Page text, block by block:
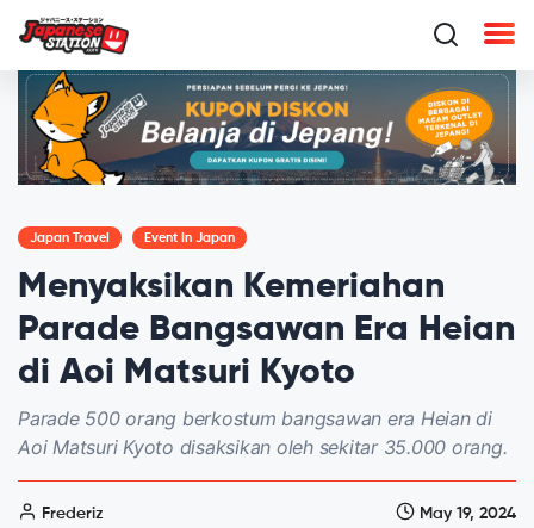
Japan Travel Event In Japan
Menyaksikan Kemeriahan
Parade Bangsawan Era Heian
di Aoi Matsuri Kyoto
Parade 500 orang berkostum bangsawan era Heian di
Aoi Matsuri Kyoto disaksikan oleh sekitar 35.000 orang.
Frederiz May 19, 2024